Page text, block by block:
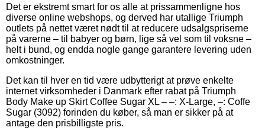
Det er ekstremt smart for os alle at prissammenligne hos
diverse online webshops, og derved har utallige Triumph
outlets på nettet været nødt til at reducere udsalgspriserne
på varerne – til babyer og børn, lige så vel som til voksne –
helt i bund, og endda nogle gange garantere levering uden
omkostninger.
Det kan til hver en tid være udbytterigt at prøve enkelte
internet virksomheder i Danmark efter rabat på Triumph
Body Make up Skirt Coffee Sugar XL – –: X-Large, –: Coffe
Sugar (3092) forinden du køber, så man er sikker på at
antage den prisbilligste pris.